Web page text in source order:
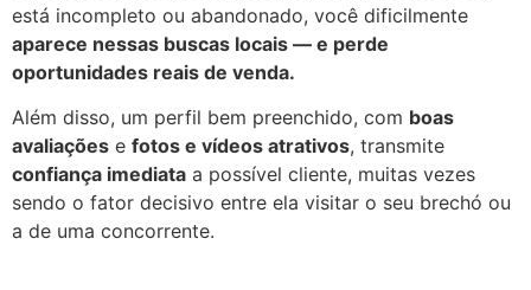
está incompleto ou abandonado, você dificilmente
aparece nessas buscas locais — e perde
oportunidades reais de venda.
Além disso, um perfil bem preenchido, com boas
avaliações e fotos e vídeos atrativos, transmite
confiança imediata a possível cliente, muitas vezes
sendo o fator decisivo entre ela visitar o seu brechó ou
a de uma concorrente.